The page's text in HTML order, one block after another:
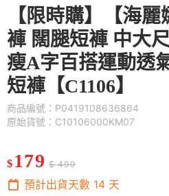
【限時購】【海
褲 闊腿短褲 中大
瘦A字百搭運動透
短褲【C1106】
商品編號：P0419108636864
原始貨號：C10106000KM07
$ 179 $ 499
預計出貨天數 14 天